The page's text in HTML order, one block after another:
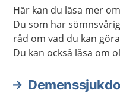
Här kan du läsa mer
Du som har
råd om vad du kan
Du kan också läsa om
avslappningsövningar.